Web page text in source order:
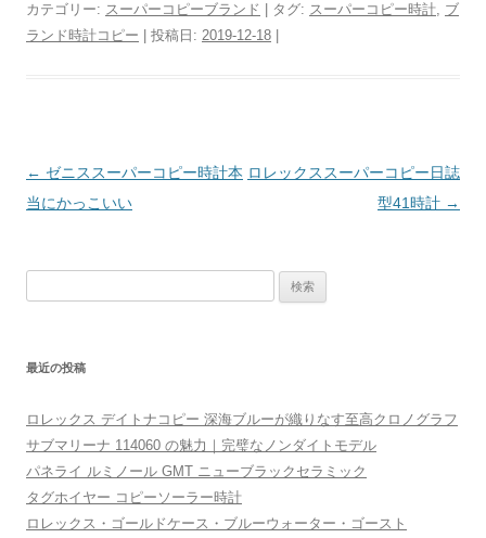
カテゴリー: スーパーコピーブランド | タグ: スーパーコピー時計, ブ
ランド時計コピー | 投稿日: 2019-12-18
投
稿
ン
← ゼニススーパーコピー時計本
当にかっこいい
ロレックススーパーコピー日誌
型41時計 →
最近の投稿
ロレックス デイトナコピー 深海ブルーが織りなす至高クロノグラフ
サブマリーナ 114060 の魅力｜完璧なノンダイトモデル
パネライ ルミノール GMT ニューブラックセラミック
タグホイヤー コピーソーラー時計
ロレックス・ゴールドケース・ブルーウォーター・ゴースト